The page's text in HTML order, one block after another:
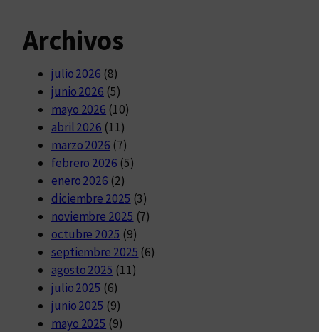
Archivos
julio 2026 (8)
junio 2026 (5)
mayo 2026 (10)
abril 2026 (11)
marzo 2026 (7)
febrero 2026 (5)
enero 2026 (2)
diciembre 2025 (3)
noviembre 2025 (7)
octubre 2025 (9)
septiembre 2025 (6)
agosto 2025 (11)
julio 2025 (6)
junio 2025 (9)
mayo 2025 (9)